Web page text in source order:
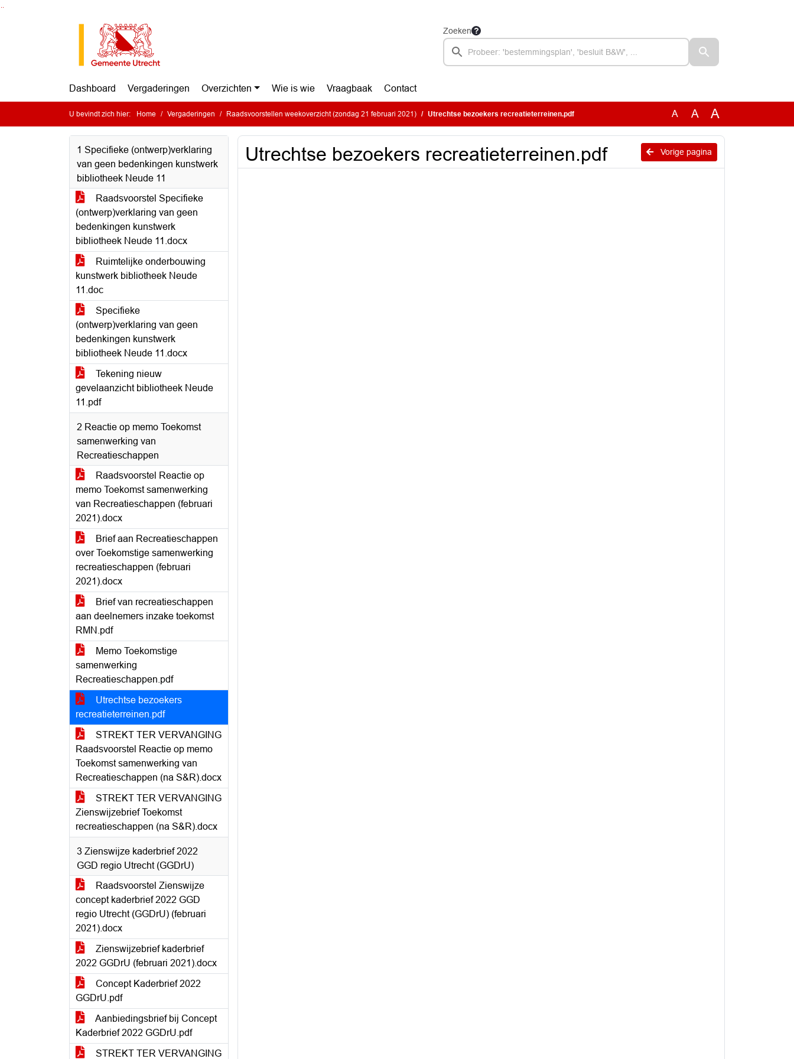
Zoeken
Dashboard Vergaderingen Overzichten Wie is wie Vraagbaak Contact
U bevindt zich hier: Home Vergaderingen Raadsvoorstellen weekoverzicht (zondag 21 februari 2021) Utrechtse bezoekers recreatieterreinen.pdf A A A
1 Specifieke (ontwerp)verklaring
van geen bedenkingen kunstwerk
bibliotheek Neude 11
Raadsvoorstel Specifieke
(ontwerp)verklaring van geen
bedenkingen kunstwerk
bibliotheek Neude 11.docx
Ruimtelijke onderbouwing
kunstwerk bibliotheek Neude
11.doc
Specifieke
(ontwerp)verklaring van geen
bedenkingen kunstwerk
bibliotheek Neude 11.docx
Tekening nieuw
gevelaanzicht bibliotheek Neude
11.pdf
2 Reactie op memo Toekomst
samenwerking van
Recreatieschappen
Raadsvoorstel Reactie op
memo Toekomst samenwerking
van Recreatieschappen (februari
2021).docx
Brief aan Recreatieschappen
over Toekomstige samenwerking
recreatieschappen (februari
2021).docx
Brief van recreatieschappen
aan deelnemers inzake toekomst
RMN.pdf
Memo Toekomstige
samenwerking
Recreatieschappen.pdf
Utrechtse bezoekers
recreatieterreinen.pdf
STREKT TER VERVANGING
Raadsvoorstel Reactie op memo
Toekomst samenwerking van
Recreatieschappen (na S&R).docx
STREKT TER VERVANGING
Zienswijzebrief Toekomst
recreatieschappen (na S&R).docx
3 Zienswijze kaderbrief 2022
GGD regio Utrecht (GGDrU)
Raadsvoorstel Zienswijze
concept kaderbrief 2022 GGD
regio Utrecht (GGDrU) (februari
2021).docx
Zienswijzebrief kaderbrief
2022 GGDrU (februari 2021).docx
Concept Kaderbrief 2022
GGDrU.pdf
Aanbiedingsbrief bij Concept
Kaderbrief 2022 GGDrU.pdf
STREKT TER VERVANGING
Vorige pagina
Utrechtse bezoekers recreatieterreinen.pdf